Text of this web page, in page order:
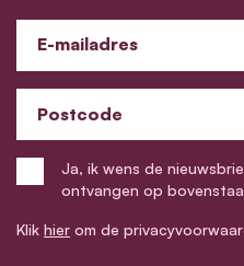
E-mailadres
Postcode
Ja, ik wens de
ontvangen op
Klik hier om de